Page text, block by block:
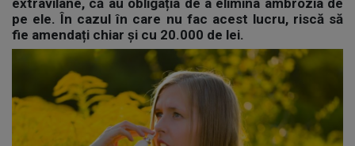
extravilane, că au obligația de a elimina ambrozia de
pe ele. În cazul în care nu fac acest lucru, riscă să
fie amendați chiar și cu 20.000 de lei.